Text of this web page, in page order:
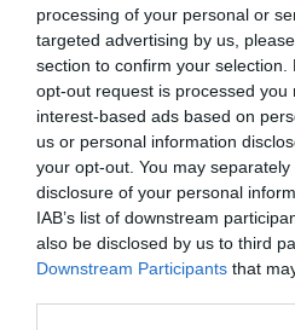
processing of your personal or
targeted advertising by us,
section to confirm your
opt-out request is processed you
interest-based ads based on
us or personal information
your opt-out. You may
disclosure of your personal
IAB’s list of downstream
also be disclosed by us to third
Downstream Participants that
χρόνο που αφιέρωσε στη
επίσκεψη στις
πολύτιμες επισημάνσεις
του ενδιαφέρον για το
επίσης την Ελληνική
το Υπουργείο Ψηφιακής
Ελληνικό Κέντρο
ουσιαστική ώθηση που
διαστημική βιομηχανία